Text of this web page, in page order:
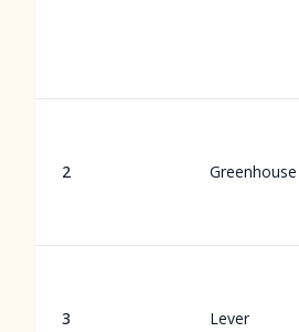
2 Greenhouse
3 Lever